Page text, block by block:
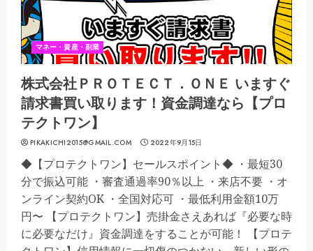
マネー・資産・副業
株式会社ＰＲＯＴＥＣＴ．ＯＮＥ いますぐ
請求書買い取ります！資金調達なら【プロ
テクトワン】
PIKAKICHI2015@GMAIL.COM 2022年9月15日
◆【プロテクトワン】セールスポイント◆ ・最短30
分で振込可能 ・審査通過率90％以上 ・来店不要 ・オ
ンライン契約OK ・全国対応可 ・最低利用金額10万
円〜 【プロテクトワン】売掛金さえあれば『必要な時
に必要なだけ』資金調達をすることが可能！ 【プロテ